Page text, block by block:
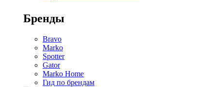
Бренды
Bravo
Marko
Spotter
Gator
Marko Home
Гид по брендам